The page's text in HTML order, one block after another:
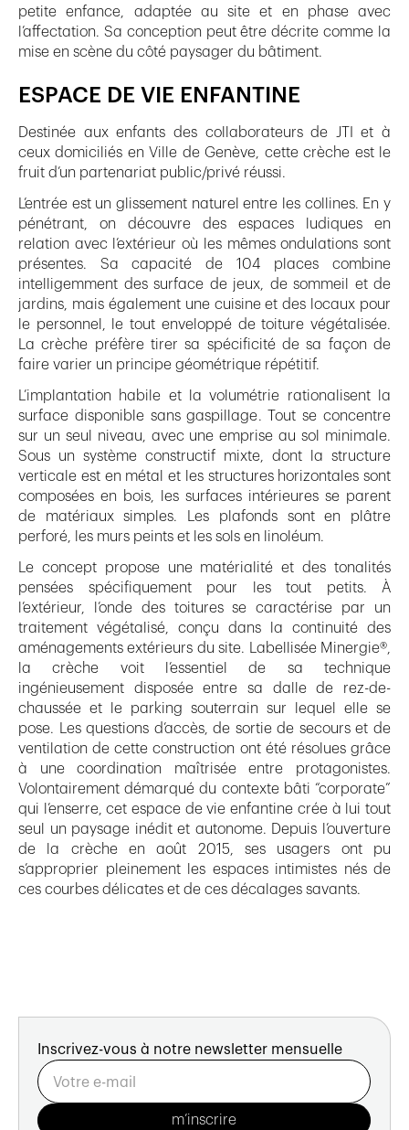
petite enfance, adaptée au site et en phase avec
l’affectation. Sa conception peut être décrite comme la
mise en scène du côté paysager du bâtiment.
ESPACE DE VIE ENFANTINE
Destinée aux enfants des collaborateurs de JTI et à
ceux domiciliés en Ville de Genève, cette crèche est le
fruit d’un partenariat public/privé réussi.
L’entrée est un glissement naturel entre les collines. En y
pénétrant, on découvre des espaces ludiques en
relation avec l’extérieur où les mêmes ondulations sont
présentes. Sa capacité de 104 places combine
intelligemment des surface de jeux, de sommeil et de
jardins, mais également une cuisine et des locaux pour
le personnel, le tout enveloppé de toiture végétalisée.
La crèche préfère tirer sa spécificité de sa façon de
faire varier un principe géométrique répétitif.
L’implantation habile et la volumétrie rationalisent la
surface disponible sans gaspillage. Tout se concentre
sur un seul niveau, avec une emprise au sol minimale.
Sous un système constructif mixte, dont la structure
verticale est en métal et les structures horizontales sont
composées en bois, les surfaces intérieures se parent
de matériaux simples. Les plafonds sont en plâtre
perforé, les murs peints et les sols en linoléum.
Le concept propose une matérialité et des tonalités
pensées spécifiquement pour les tout petits. À
l’extérieur, l’onde des toitures se caractérise par un
traitement végétalisé, conçu dans la continuité des
aménagements extérieurs du site. Labellisée Minergie®,
la crèche voit l’essentiel de sa technique
ingénieusement disposée entre sa dalle de rez-de-
chaussée et le parking souterrain sur lequel elle se
pose. Les questions d’accès, de sortie de secours et de
ventilation de cette construction ont été résolues grâce
à une coordination maîtrisée entre protagonistes.
Volontairement démarqué du contexte bâti “corporate”
qui l’enserre, cet espace de vie enfantine crée à lui tout
seul un paysage inédit et autonome. Depuis l’ouverture
de la crèche en août 2015, ses usagers ont pu
s’approprier pleinement les espaces intimistes nés de
ces courbes délicates et de ces décalages savants.
Inscrivez-vous à notre newsletter mensuelle